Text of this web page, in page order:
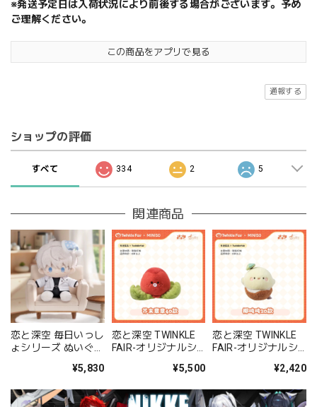
※発送予定日は入荷状況により前後する場合がございます。予め
ご理解ください。
この商品をアプリで見る
通報する
ショップの評価
すべて 334 2 5
関連商品
恋と深空 毎日いっし
ょシリーズ ぬいぐる
¥5,830
恋と深空 TWINKLE
FAIR-オリジナルシ
さびタコ 40タイプ
¥5,500
恋と深空 TWINKLE
FAIR-オリジナルシ
くごくココナッツ
¥2,420